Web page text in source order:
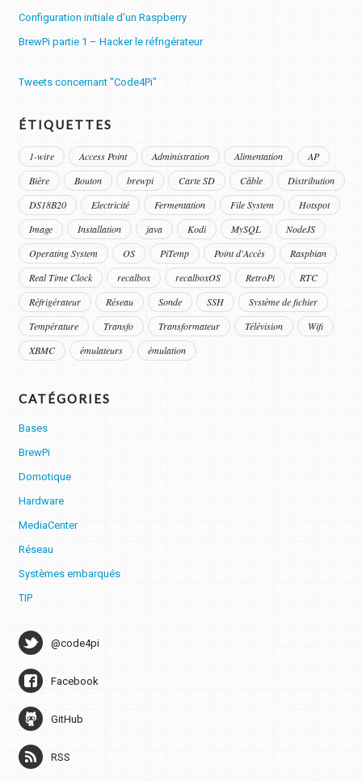
Configuration initiale d’un Raspberry
BrewPi partie 1 – Hacker le réfrigérateur
Tweets concernant "Code4Pi"
ÉTIQUETTES
1-wire Access Point Administration Alimentation
AP
Bière
Bouton brewpi Carte SD Câble
Distribution
DS18B20
Electricité Fermentation File System
Hotspot
Image
Installation java Kodi MySQL
NodeJS
Operating System
OS PiTemp Point d'Accès
Raspbian
Real Time Clock
recalbox recalboxOS RetroPi
RTC
Réfrigérateur
Réseau Sonde SSH
Système de fichier
Température
Transfo Transformateur Télévision
Wifi
XBMC
émulateurs émulation
CATÉGORIES
Bases
BrewPi
Domotique
Hardware
MediaCenter
Réseau
Systèmes embarqués
TIP
@code4pi
Facebook
GitHub
RSS